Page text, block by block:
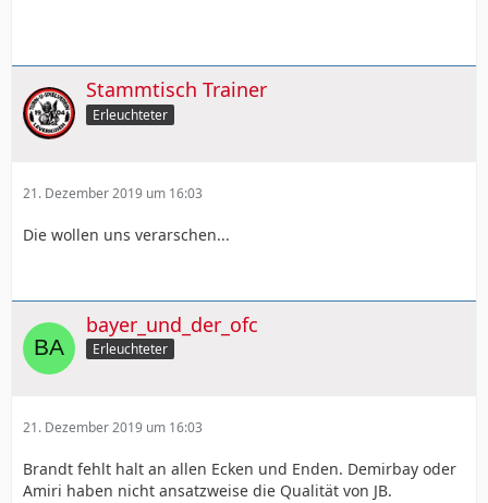
Stammtisch Trainer
Erleuchteter
21. Dezember 2019 um 16:03
Die wollen uns verarschen...
bayer_und_der_ofc
Erleuchteter
21. Dezember 2019 um 16:03
Brandt fehlt halt an allen Ecken und Enden. Demirbay oder
Amiri haben nicht ansatzweise die Qualität von JB.